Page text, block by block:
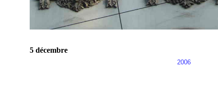
5 décembre
2006